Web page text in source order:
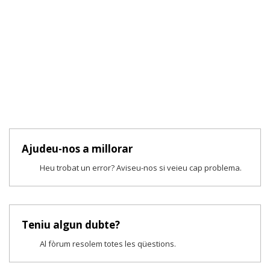
Ajudeu-nos a millorar
Heu trobat un error? Aviseu-nos si veieu cap problema.
Teniu algun dubte?
Al fòrum resolem totes les qüestions.